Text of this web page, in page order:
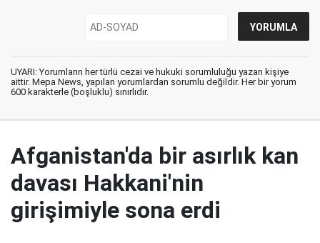
UYARI: Yorumların her türlü cezai ve hukuki sorumluluğu yazan kişiye
aittir. Mepa News, yapılan yorumlardan sorumlu değildir. Her bir yorum
600 karakterle (boşluklu) sınırlıdır.
Afganistan'da bir asırlık kan
davası Hakkani'nin
girişimiyle sona erdi